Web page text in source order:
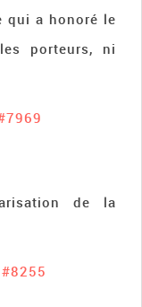
qui a honoré le
porteurs, ni
de la
#8255